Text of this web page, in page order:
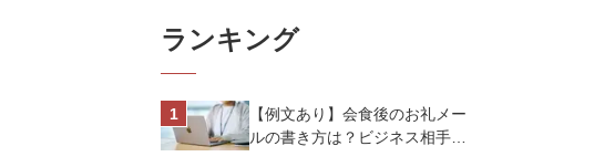
ランキング
【例文あり】会食後のお礼メー
ルの書き方は？ビジネス相手に